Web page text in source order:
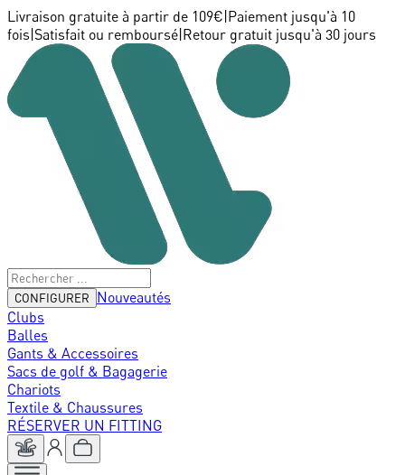
Livraison gratuite à partir de 109€ Paiement jusqu'à 10
fois Satisfait ou remboursé Retour gratuit jusqu'à 30 jours
CONFIGURER
Nouveautés
Clubs
Balles
Gants & Accessoires
Sacs de golf & Bagagerie
Chariots
Textile & Chaussures
RÉSERVER UN FITTING